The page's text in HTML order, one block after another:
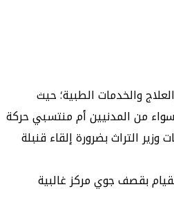
والخدمات الطبية؛ حيث
سواء من المدنيين أم منتسبي حركة
التراث بضرورة إلقاء قنبلة
بقصف جوي مركز غالبية